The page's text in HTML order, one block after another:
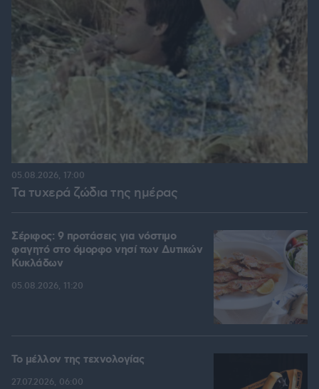
Τα τυχερά ζώδια της ημέρας
05.08.2026, 17:00
Σέριφος: 9 προτάσεις για νόστιμο
φαγητό στο όμορφο νησί των Δυτικών
Κυκλάδων
05.08.2026, 11:20
Το μέλλον της τεχνολογίας
27.07.2026, 06:00